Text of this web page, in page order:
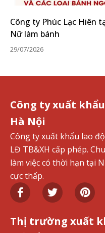
Công ty Phúc Lạc Hiên
Nữ làm bánh
29/07/2026
Công ty xuất
Hà Nội
Công ty xuất khẩu lao
LĐ TB&XH cấp phép.
làm việc có thời hạn tại
cực thấp.
Thị trường xuất